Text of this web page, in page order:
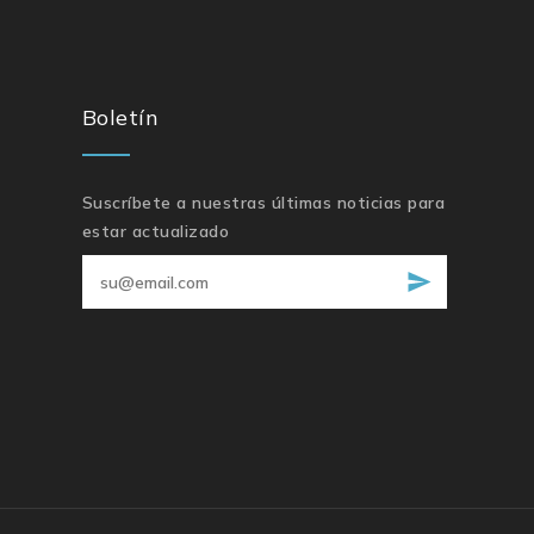
Boletín
Suscríbete a nuestras últimas noticias para
estar actualizado